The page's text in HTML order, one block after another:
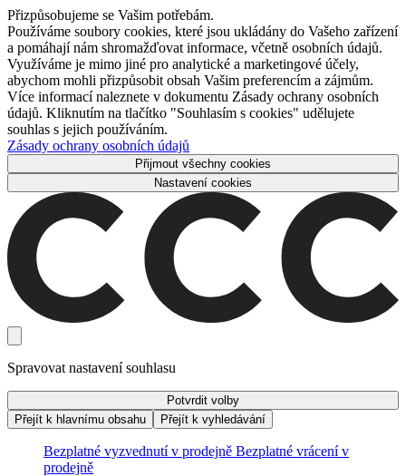
Přizpůsobujeme se Vašim potřebám.
Používáme soubory cookies, které jsou ukládány do Vašeho zařízení
a pomáhají nám shromažďovat informace, včetně osobních údajů.
Využíváme je mimo jiné pro analytické a marketingové účely,
abychom mohli přizpůsobit obsah Vašim preferencím a zájmům.
Více informací naleznete v dokumentu Zásady ochrany osobních
údajů. Kliknutím na tlačítko "Souhlasím s cookies" udělujete
souhlas s jejich používáním.
Zásady ochrany osobních údajů
Přijmout všechny cookies
Nastavení cookies
Spravovat nastavení souhlasu
Potvrdit volby
Přejít k hlavnímu obsahu
Přejít k vyhledávání
Bezplatné vyzvednutí v prodejně Bezplatné vrácení v
prodejně